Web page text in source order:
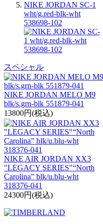
NIKE JORDAN SC-1
wht/g.red-blk-wht
538698-102
スペシャル
NIKE JORDAN MELO M9
blk/s.grn-blk 551879-041
13800円(税込)
NIKE AIR JORDAN XX3
"LEGACY SERIES"“North
Carolina” blk/u.blu-wht
318376-041
24300円(税込)